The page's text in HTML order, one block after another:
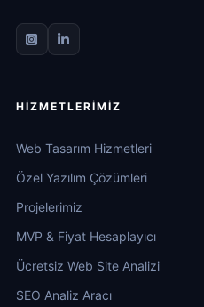
HIZMETLERIMIZ
Web Tasarım Hizmetleri
Özel Yazılım Çözümleri
Projelerimiz
MVP & Fiyat Hesaplayıcı
Ücretsiz Web Site Analizi
SEO Analiz Aracı